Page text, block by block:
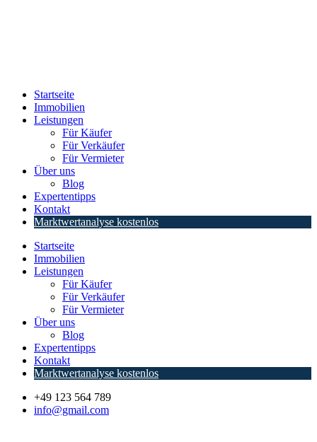
Startseite
Immobilien
Leistungen
Für Käufer
Für Verkäufer
Für Vermieter
Über uns
Blog
Expertentipps
Kontakt
Marktwertanalyse kostenlos
Startseite
Immobilien
Leistungen
Für Käufer
Für Verkäufer
Für Vermieter
Über uns
Blog
Expertentipps
Kontakt
Marktwertanalyse kostenlos
+49 123 564 789
info@gmail.com